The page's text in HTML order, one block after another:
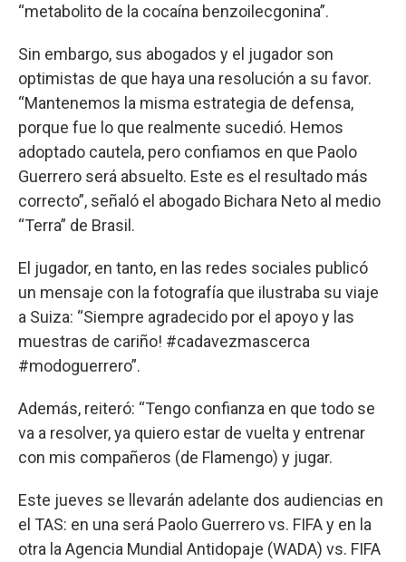
“metabolito de la cocaína benzoilecgonina”.
Sin embargo, sus abogados y el jugador son
optimistas de que haya una resolución a su favor.
“Mantenemos la misma estrategia de defensa,
porque fue lo que realmente sucedió. Hemos
adoptado cautela, pero confiamos en que Paolo
Guerrero será absuelto. Este es el resultado más
correcto”, señaló el abogado Bichara Neto al medio
“Terra” de Brasil.
El jugador, en tanto, en las redes sociales publicó
un mensaje con la fotografía que ilustraba su viaje
a Suiza: “Siempre agradecido por el apoyo y las
muestras de cariño! #cadavezmascerca
#modoguerrero”.
Además, reiteró: “Tengo confianza en que todo se
va a resolver, ya quiero estar de vuelta y entrenar
con mis compañeros (de Flamengo) y jugar.
Este jueves se llevarán adelante dos audiencias en
el TAS: en una será Paolo Guerrero vs. FIFA y en la
otra la Agencia Mundial Antidopaje (WADA) vs. FIFA